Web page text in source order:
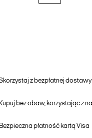
z bezpłatnej
Kupuj bez obaw, korzystając z
Bezpieczna płatność kartą Visa